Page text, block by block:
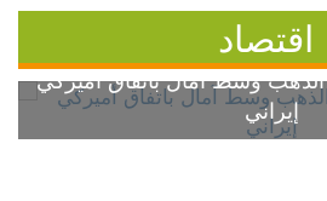
اقتصاد
الذهب وسط آمال باتفاق أميركي
إيراني